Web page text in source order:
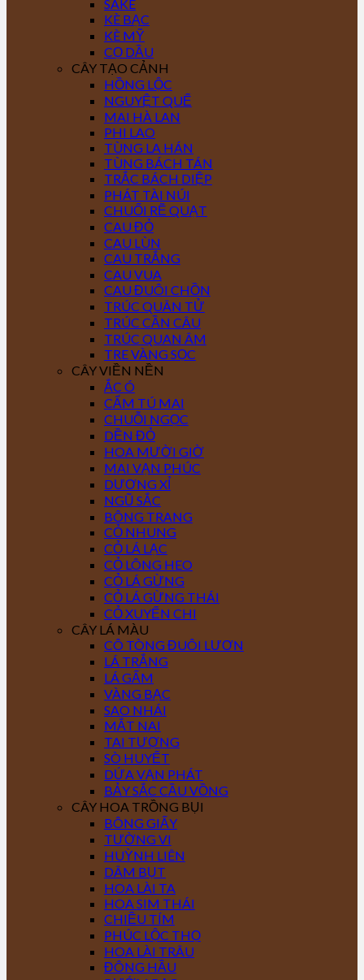
SAKE
KÈ BẠC
KÈ MỸ
CỌ DẦU
CÂY TẠO CẢNH
HỒNG LỘC
NGUYỆT QUẾ
MAI HÀ LAN
PHI LAO
TÙNG LA HÁN
TÙNG BÁCH TÁN
TRẮC BÁCH DIỆP
PHÁT TÀI NÚI
CHUỐI RẼ QUẠT
CAU ĐỎ
CAU LÙN
CAU TRẮNG
CAU VUA
CAU ĐUÔI CHỒN
TRÚC QUÂN TỬ
TRÚC CẦN CÂU
TRÚC QUAN ÂM
TRE VÀNG SỌC
CÂY VIỀN NỀN
ẮC Ó
CẨM TÚ MAI
CHUỖI NGỌC
DỀN ĐỎ
HOA MƯỜI GIỜ
MAI VẠN PHÚC
DƯƠNG XỈ
NGŨ SẮC
BÔNG TRANG
CỎ NHUNG
CỎ LÁ LẠC
CỎ LÔNG HEO
CỎ LÁ GỪNG
CỎ LÁ GỪNG THÁI
CỎ XUYẾN CHI
CÂY LÁ MÀU
CÔ TÒNG ĐUÔI LƯƠN
LÁ TRẮNG
LÁ GẤM
VÀNG BẠC
SAO NHÁI
MẮT NAI
TAI TƯỢNG
SÒ HUYẾT
DỨA VẠN PHÁT
BẢY SẮC CẦU VỒNG
CÂY HOA TRỒNG BỤI
BÔNG GIẤY
TƯỜNG VI
HUỲNH LIÊN
DÂM BỤT
HOA LÀI TA
HOA SIM THÁI
CHIỀU TÍM
PHÚC LỘC THỌ
HOA LÀI TRÂU
ĐÔNG HẦU